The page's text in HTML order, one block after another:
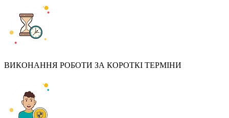
ВИКОНАННЯ РОБОТИ ЗА КОРОТКІ ТЕРМІНИ